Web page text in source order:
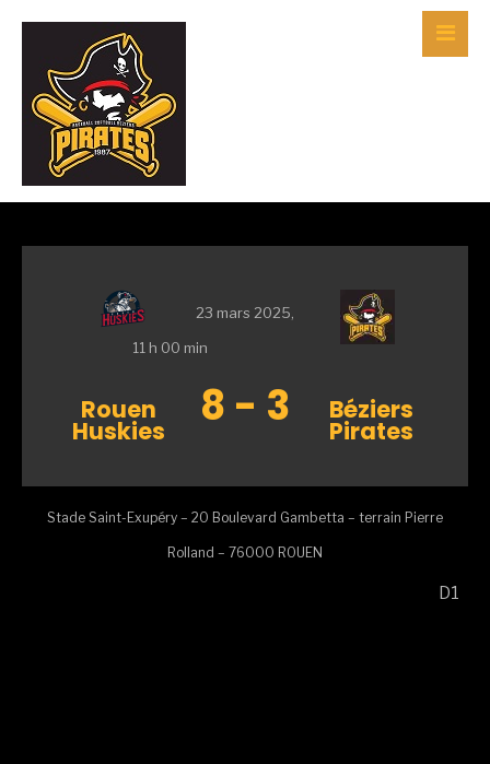
23 mars 2025,
11 h 00 min
Rouen
Huskies 8 - 3 Béziers
Pirates
Stade Saint-Exupéry – 20 Boulevard Gambetta – terrain Pierre
Rolland – 76000 ROUEN
D1